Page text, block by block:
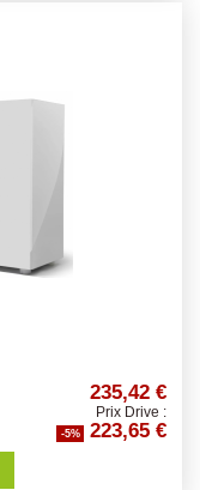
235,42 €
Prix Drive :
-5% 223,65 €